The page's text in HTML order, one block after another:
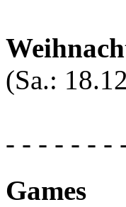
(Sa.:
- - - - - - -
Games